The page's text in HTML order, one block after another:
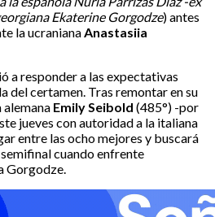
Ekaterine Gorgodze) antes
la ucranianaAnastasiia
a responder a las expectativas
del certamen. Tras remontar en su
Emily Seibold (485°) -por
jueves con autoridad a la italiana
entre las ocho mejores y buscará
cuando enfrente
Gorgodze.